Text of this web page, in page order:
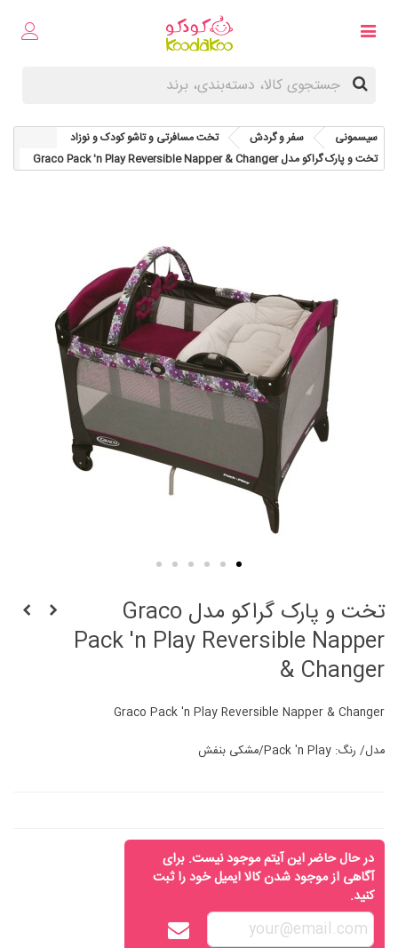
سیسمونی سفر و گردش
تخت مسافرتی و تاشو کودک و نوزاد
تخت و پارک گراکو مدل Graco Pack 'n Play Reversible Napper & Changer
تخت و پارک گراکو مدل Graco
Pack 'n Play Reversible Napper
& Changer
Graco Pack 'n Play Reversible Napper & Changer
مدل/ رنگ: Pack 'n Play/مشکی بنفش
در حال حاضر این آیتم موجود نیست. برای
آگاهی از موجود شدن کالا ایمیل خود را ثبت
کنید.